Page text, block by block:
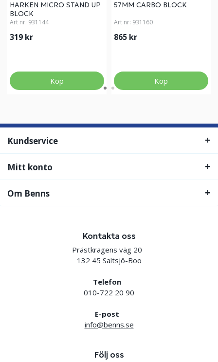
HARKEN MICRO STAND UP
BLOCK
Art nr: 931144
319 kr
Köp
57MM CARBO BLOCK
Art nr: 931160
865 kr
Köp
Kundservice
Mitt konto
Om Benns
Kontakta oss
Prästkragens väg 20
132 45 Saltsjö-Boo
Telefon
010-722 20 90
E-post
info@benns.se
Följ oss